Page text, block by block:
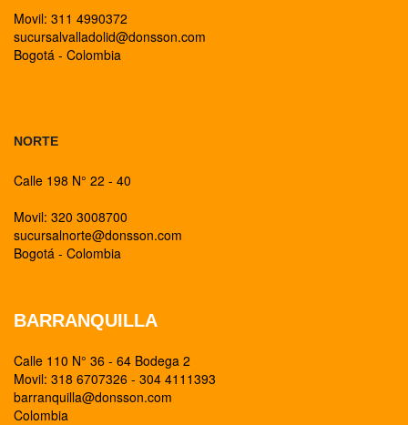
Movil: 311 4990372
sucursalvalladolid@donsson.com
Bogotá - Colombia
NORTE
Calle 198 N° 22 - 40
Movil: 320 3008700
sucursalnorte@donsson.com
Bogotá - Colombia
BARRANQUILLA
Calle 110 N° 36 - 64 Bodega 2
Movil: 318 6707326 - 304 4111393
barranquilla@donsson.com
Colombia